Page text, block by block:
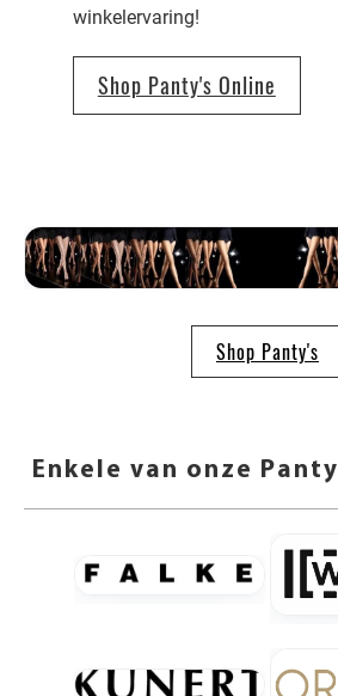
winkelervaring!
Shop Panty's Online
Shop Panty's
Enkele van onze